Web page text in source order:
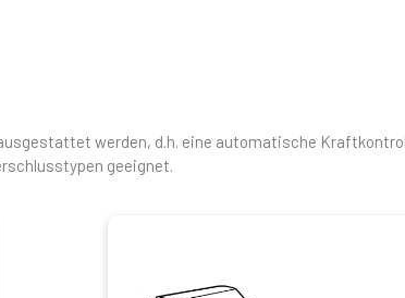
werden, d.h. eine automatische
geeignet.